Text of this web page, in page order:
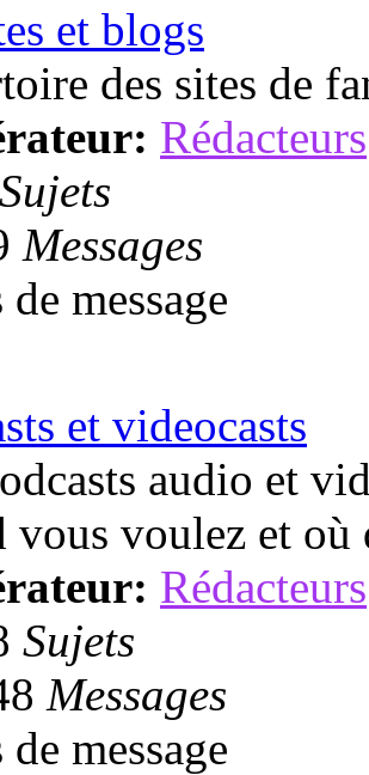
et blogs
des sites de
Rédacteurs
Sujets
Messages
de message
et videocasts
audio et
vous voulez et où
Rédacteurs
Sujets
Messages
de message